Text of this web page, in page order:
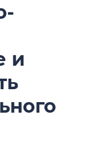
и